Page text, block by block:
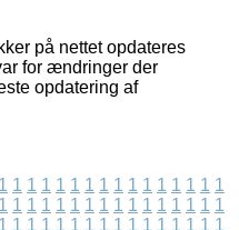
på nettet opdateres
for ændringer der
opdatering af
1 1 1 1 1 1 1 1 1 1 1 1 1 1 1 1
1 1 1 1 1 1 1 1 1 1 1 1 1 1 1 1
1 1 1 1 1 1 1 1 1 1 1 1 1 1 1 1